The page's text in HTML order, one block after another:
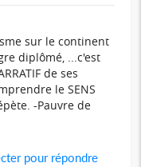
sur le continent
diplômé, ...c'est
de ses
le SENS
-Pauvre de
pour répondre